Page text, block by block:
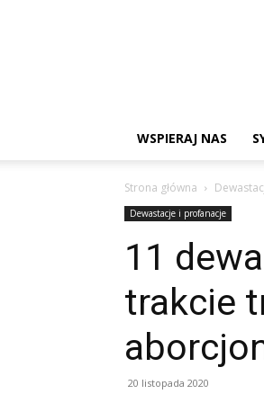
WSPIERAJ NAS
Strona główna
Dewastacje i profanacje
11
trakcie
20 listopada 2020